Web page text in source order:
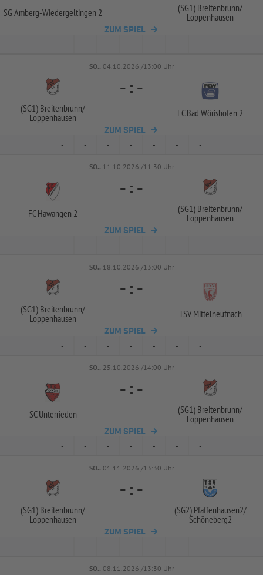
SG Amberg-Wiedergeltingen 2
(SG1) Breitenbrunn/
Loppenhausen
ZUM SPIEL
- - - - - - -
SO.. 04.10.2026 /13:00 Uhr
(SG1) Breitenbrunn/
Loppenhausen
- : -
FC Bad Wörishofen 2
ZUM SPIEL
- - - - - - -
SO.. 11.10.2026 /11:30 Uhr
FC Hawangen 2
- : -
(SG1) Breitenbrunn/
Loppenhausen
ZUM SPIEL
- - - - - - -
SO.. 18.10.2026 /13:00 Uhr
(SG1) Breitenbrunn/
Loppenhausen
- : -
TSV Mittelneufnach
ZUM SPIEL
- - - - - - -
SO.. 25.10.2026 /14:00 Uhr
SC Unterrieden
- : -
(SG1) Breitenbrunn/
Loppenhausen
ZUM SPIEL
- - - - - - -
SO.. 01.11.2026 /13:30 Uhr
(SG1) Breitenbrunn/
Loppenhausen
- : -
(SG2) Pfaffenhausen2/
Schöneberg2
ZUM SPIEL
- - - - - - -
SO.. 08.11.2026 /13:30 Uhr